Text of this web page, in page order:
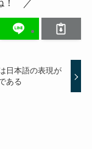
日本語の表現が
ある